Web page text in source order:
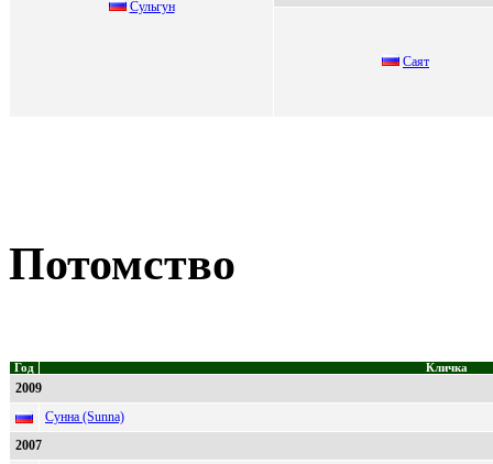
Сульгун
Саят
Потомство
Год Кличка
2009
Сунна (Sunna)
2007